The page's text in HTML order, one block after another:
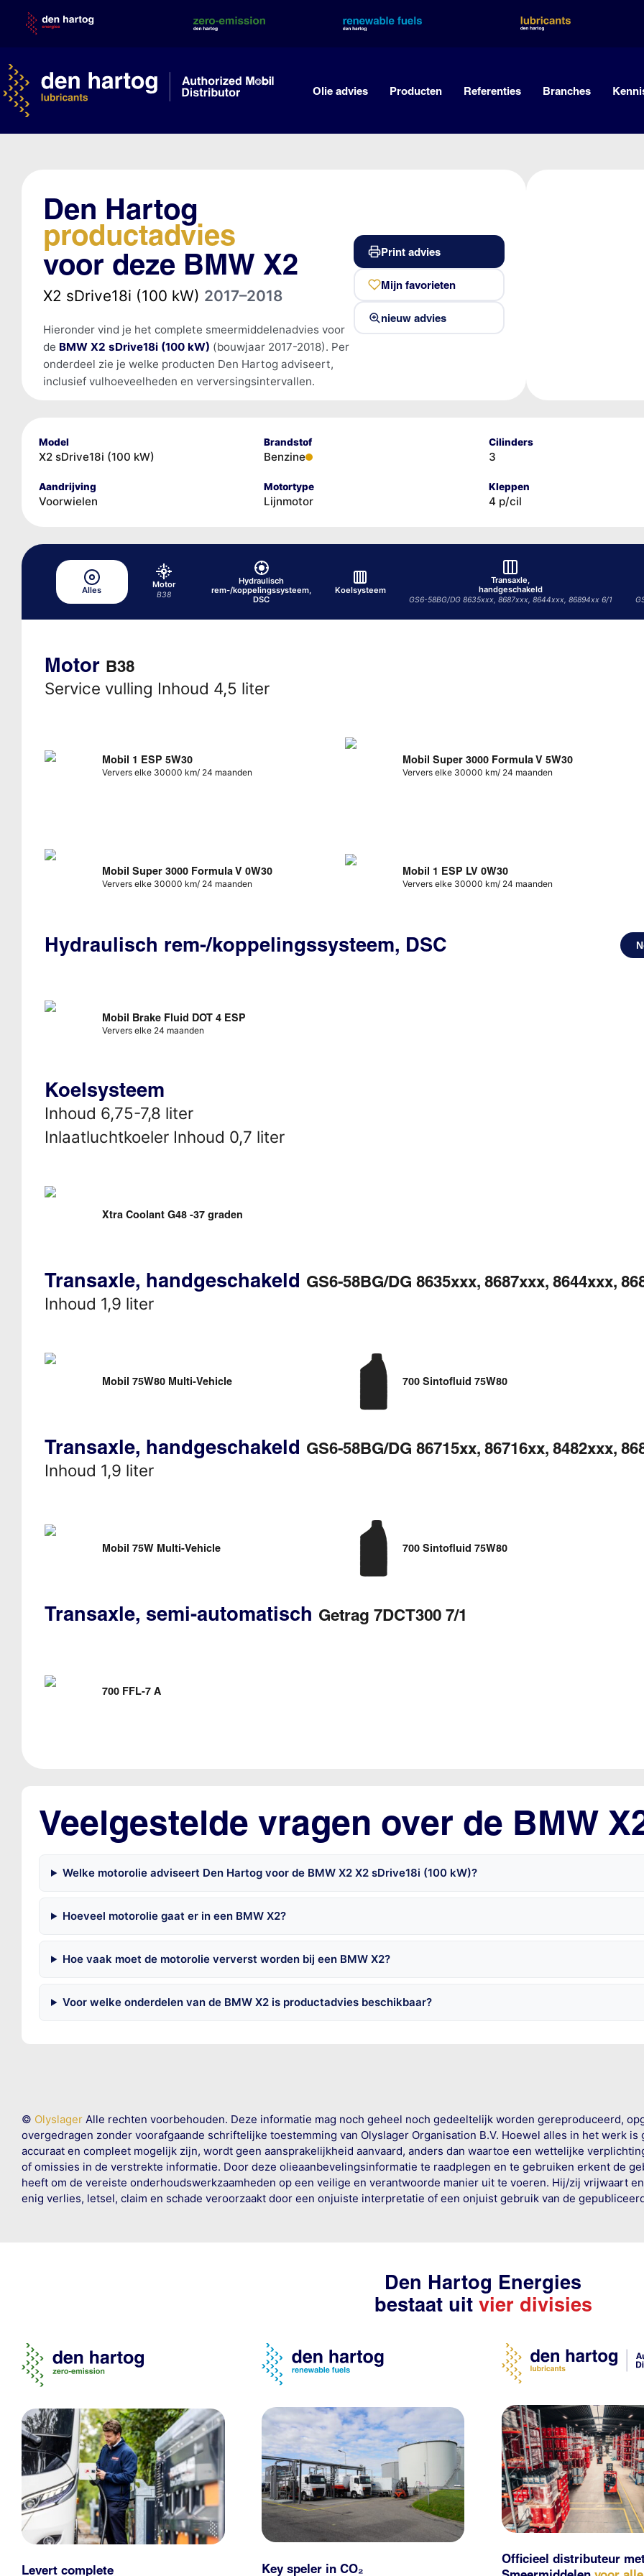
content
Olie advies Producten Referenties Branches
Den Hartog
productadvies
voor deze BMW X2
X2 sDrive18i (100 kW) 2017–2018
Hieronder vind je het complete smeermiddelenadvies voor
de BMW X2 sDrive18i (100 kW) (bouwjaar 2017-2018). Per
onderdeel zie je welke producten Den Hartog adviseert,
inclusief vulhoeveelheden en verversingsintervallen.
Print advies
Mijn favorieten
nieuw advies
Model
X2 sDrive18i (100 kW)
Brandstof
Benzine
Cilinders
3
Aandrijving
Voorwielen
Motortype
Lijnmotor
Kleppen
4 p/cil
Alles
Motor
B38
Hydraulisch
rem-/koppelingssysteem,
DSC
Koelsysteem
Transaxle,
handgeschakeld
GS6-58BG/DG 8635xxx, 8687xxx, 8644xxx, 86894xx 6/1
Motor B38
Service vulling Inhoud 4,5 liter
Mobil 1 ESP 5W30
Ververs elke 30000 km/ 24 maanden
Mobil Super 3000 Formula V 5W30
Ververs elke 30000 km/ 24 maanden
Mobil Super 3000 Formula V 0W30
Ververs elke 30000 km/ 24 maanden
Mobil 1 ESP LV 0W30
Ververs elke 30000 km/ 24 maanden
Hydraulisch rem-/koppelingssysteem, DSC
Mobil Brake Fluid DOT 4 ESP
Ververs elke 24 maanden
Koelsysteem
Inhoud 6,75-7,8 liter
Inlaatluchtkoeler Inhoud 0,7 liter
Xtra Coolant G48 -37 graden
Transaxle, handgeschakeld GS6-58BG/DG 8635xxx, 8687xxx, 8644xxx,
Inhoud 1,9 liter
Mobil 75W80 Multi-Vehicle 700 Sintofluid 75W80
Transaxle, handgeschakeld GS6-58BG/DG 86715xx, 86716xx, 8482xxx,
Inhoud 1,9 liter
Mobil 75W Multi-Vehicle 700 Sintofluid 75W80
Transaxle, semi-automatisch Getrag 7DCT300 7/1
700 FFL-7 A
Veelgestelde vragen over de BMW
Welke motorolie adviseert Den Hartog voor de BMW X2 X2 sDrive18i (100 kW)?
Hoeveel motorolie gaat er in een BMW X2?
Hoe vaak moet de motorolie ververst worden bij een BMW X2?
Voor welke onderdelen van de BMW X2 is productadvies beschikbaar?
© OlyslagerAlle rechten voorbehouden. Deze informatie mag noch geheel noch gedeeltelijk worden gereproduceerd,
overgedragen zonder voorafgaande schriftelijke toestemming van Olyslager Organisation B.V. Hoewel alles in het werk
accuraat en compleet mogelijk zijn, wordt geen aansprakelijkheid aanvaard, anders dan waartoe een wettelijke
of omissies in de verstrekte informatie. Door deze olieaanbevelingsinformatie te raadplegen en te gebruiken erkent de
heeft om de vereiste onderhoudswerkzaamheden op een veilige en verantwoorde manier uit te voeren. Hij/zij vrijwaart
enig verlies, letsel, claim en schade veroorzaakt door een onjuiste interpretatie of een onjuist gebruik van de
Den Hartog Energies
bestaat uit vier divisies
Levert complete Key speler in CO₂
Officieel distributeur